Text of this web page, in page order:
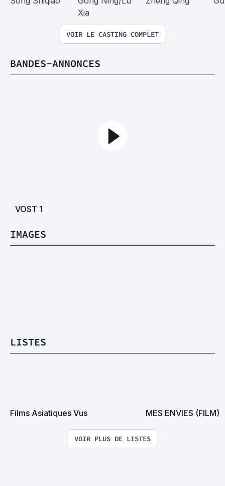
Xia
VOIR LE CASTING COMPLET
BANDES-ANNONCES
VOST 1
IMAGES
LISTES
Films Asiatiques Vus MES ENVIES (FILM)
VOIR PLUS DE LISTES